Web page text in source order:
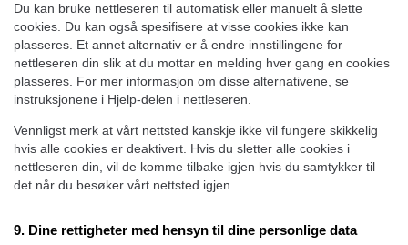
RATEGAIN ADARA INC
View Privacy Policy
View Legitimate Interest Claim
Rakuten Marketing LLC
View Privacy Policy
View Legitimate Interest Claim
Nano Interactive Group Ltd.
View Privacy Policy
View Legitimate Interest Claim
M32 Connect Inc
Comscore B.V.
Du kan bruke nettleseren til automatisk eller manuelt å slette
cookies. Du kan også spesifisere at visse cookies ikke kan
plasseres. Et annet alternativ er å endre innstillingene for
nettleseren din slik at du mottar en melding hver gang en cookies
plasseres. For mer informasjon om disse alternativene, se
instruksjonene i Hjelp-delen i nettleseren.
Vennligst merk at vårt nettsted kanskje ikke vil fungere skikkelig
hvis alle cookies er deaktivert. Hvis du sletter alle cookies i
nettleseren din, vil de komme tilbake igjen hvis du samtykker til
det når du besøker vårt nettsted igjen.
9. Dine rettigheter med hensyn til dine personlige data